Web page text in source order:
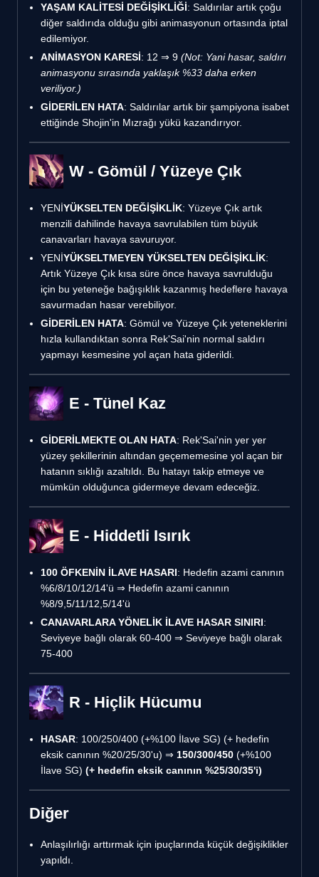
YAŞAM KALİTESİ DEĞİŞİKLİĞİ: Saldırılar artık çoğu
diğer saldırıda olduğu gibi animasyonun ortasında iptal
edilemiyor.
ANİMASYON KARESİ: 12 ⇒ 9 (Not: Yani hasar, saldırı
animasyonu sırasında yaklaşık %33 daha erken
veriliyor.)
GİDERİLEN HATA: Saldırılar artık bir şampiyona isabet
ettiğinde Shojin'in Mızrağı yükü kazandırıyor.
W - Gömül / Yüzeye Çık
YENİYÜKSELTEN DEĞİŞİKLİK: Yüzeye Çık artık
menzili dahilinde havaya savrulabilen tüm büyük
canavarları havaya savuruyor.
YENİYÜKSELTMEYEN YÜKSELTEN DEĞİŞİKLİK:
Artık Yüzeye Çık kısa süre önce havaya savrulduğu
için bu yeteneğe bağışıklık kazanmış hedeflere havaya
savurmadan hasar verebiliyor.
GİDERİLEN HATA: Gömül ve Yüzeye Çık yeteneklerini
hızla kullandıktan sonra Rek'Sai'nin normal saldırı
yapmayı kesmesine yol açan hata giderildi.
E - Tünel Kaz
GİDERİLMEKTE OLAN HATA: Rek'Sai'nin yer yer
yüzey şekillerinin altından geçememesine yol açan bir
hatanın sıklığı azaltıldı. Bu hatayı takip etmeye ve
mümkün olduğunca gidermeye devam edeceğiz.
E - Hiddetli Isırık
100 ÖFKENİN İLAVE HASARI: Hedefin azami canının
%6/8/10/12/14'ü ⇒ Hedefin azami canının
%8/9,5/11/12,5/14'ü
CANAVARLARA YÖNELİK İLAVE HASAR SINIRI:
Seviyeye bağlı olarak 60-400 ⇒ Seviyeye bağlı olarak
75-400
R - Hiçlik Hücumu
HASAR: 100/250/400 (+%100 İlave SG) (+ hedefin
eksik canının %20/25/30'u) ⇒ 150/300/450 (+%100
İlave SG) (+ hedefin eksik canının %25/30/35'i)
Diğer
Anlaşılırlığı arttırmak için ipuçlarında küçük değişiklikler
yapıldı.